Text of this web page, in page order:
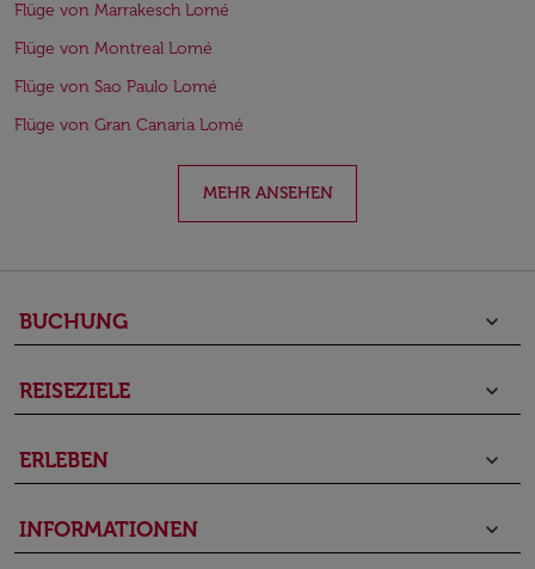
Flüge von Marrakesch Lomé
Flüge von Montreal Lomé
Flüge von Sao Paulo Lomé
Flüge von Gran Canaria Lomé
MEHR ANSEHEN
BUCHUNG keyboard_arrow_down
REISEZIELE keyboard_arrow_down
ERLEBEN keyboard_arrow_down
INFORMATIONEN keyboard_arrow_down